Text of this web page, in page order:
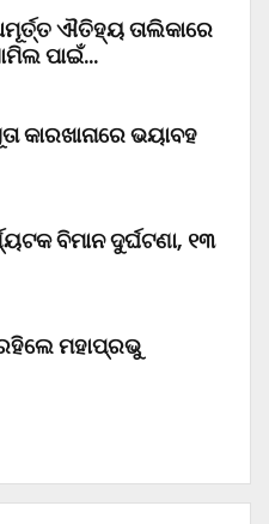
ଐତିହ୍ୟ ତାଲିକାରେ
ପାଇଁ…
କାରଖାନାରେ ଭୟାବହ
ବିମାନ ଦୁର୍ଘଟଣା, ୧୩
ମହାପ୍ରଭୁ